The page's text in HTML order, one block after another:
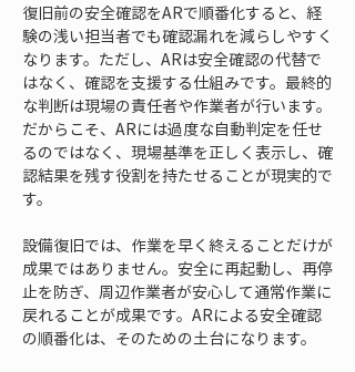
復旧前の安全確認をARで順番化すると、経
験の浅い担当者でも確認漏れを減らしやすく
なります。ただし、ARは安全確認の代替で
はなく、確認を支援する仕組みです。最終的
な判断は現場の責任者や作業者が行います。
だからこそ、ARには過度な自動判定を任せ
るのではなく、現場基準を正しく表示し、確
認結果を残す役割を持たせることが現実的で
す。
設備復旧では、作業を早く終えることだけが
成果ではありません。安全に再起動し、再停
止を防ぎ、周辺作業者が安心して通常作業に
戻れることが成果です。ARによる安全確認
の順番化は、そのための土台になります。